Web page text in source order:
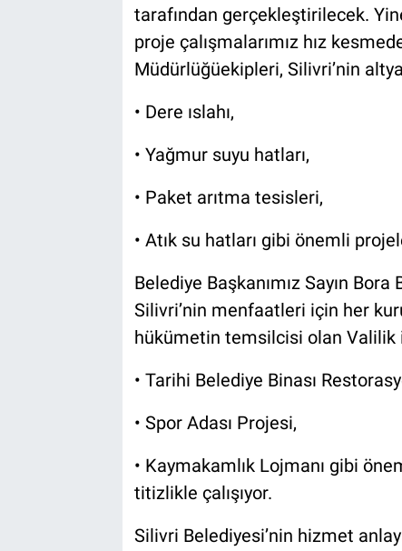
tarafından gerçekleştirilecek.
proje çalışmalarımız hız
Müdürlüğüekipleri, Silivri’nin
• Dere ıslahı,
• Yağmur suyu hatları,
• Paket arıtma tesisleri,
• Atık su hatları gibi önemli
Belediye Başkanımız Sayın
Silivri’nin menfaatleri için her
hükümetin temsilcisi olan Valilik
• Tarihi Belediye Binası
• Spor Adası Projesi,
• Kaymakamlık Lojmanı gibi
titizlikle çalışıyor.
Silivri Belediyesi’nin hizmet